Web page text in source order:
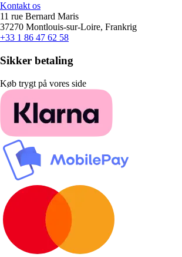
Kontakt os
11 rue Bernard Maris
37270 Montlouis-sur-Loire, Frankrig
+33 1 86 47 62 58
Sikker betaling
Køb trygt på vores side